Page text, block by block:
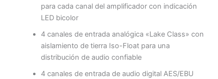
para cada canal del amplificador con indicación
LED bicolor
4 canales de entrada analógica «Lake Class» con
aislamiento de tierra Iso-Float para una
distribución de audio confiable
4 canales de entrada de audio digital AES/EBU